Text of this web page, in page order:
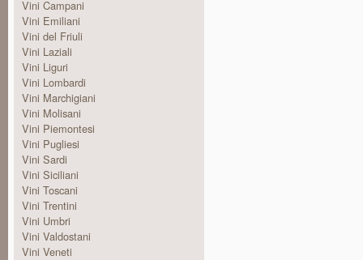
Vini Campani
Vini Emiliani
Vini del Friuli
Vini Laziali
Vini Liguri
Vini Lombardi
Vini Marchigiani
Vini Molisani
Vini Piemontesi
Vini Pugliesi
Vini Sardi
Vini Siciliani
Vini Toscani
Vini Trentini
Vini Umbri
Vini Valdostani
Vini Veneti